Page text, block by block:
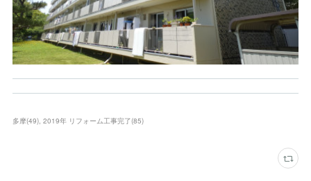
多摩(49) 2019年 リフォーム工事完了(85)